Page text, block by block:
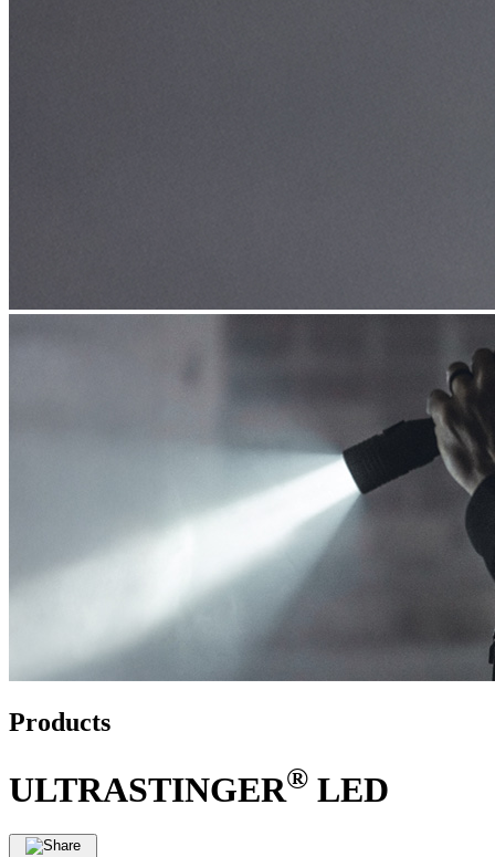
Products
ULTRASTINGER® LED